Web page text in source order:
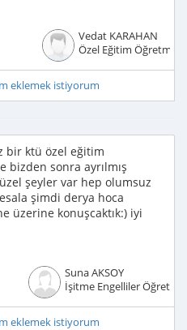
Vedat KARAHAN
Özel Eğitim Öğretmeni
eklemek istiyorum
bir ktü özel eğitim
bizden sonra ayrılmış
şeyler var hep olumsuz
şimdi derya hoca
üzerine konuşcaktık:) iyi
Suna AKSOY
İşitme Engelliler
eklemek istiyorum